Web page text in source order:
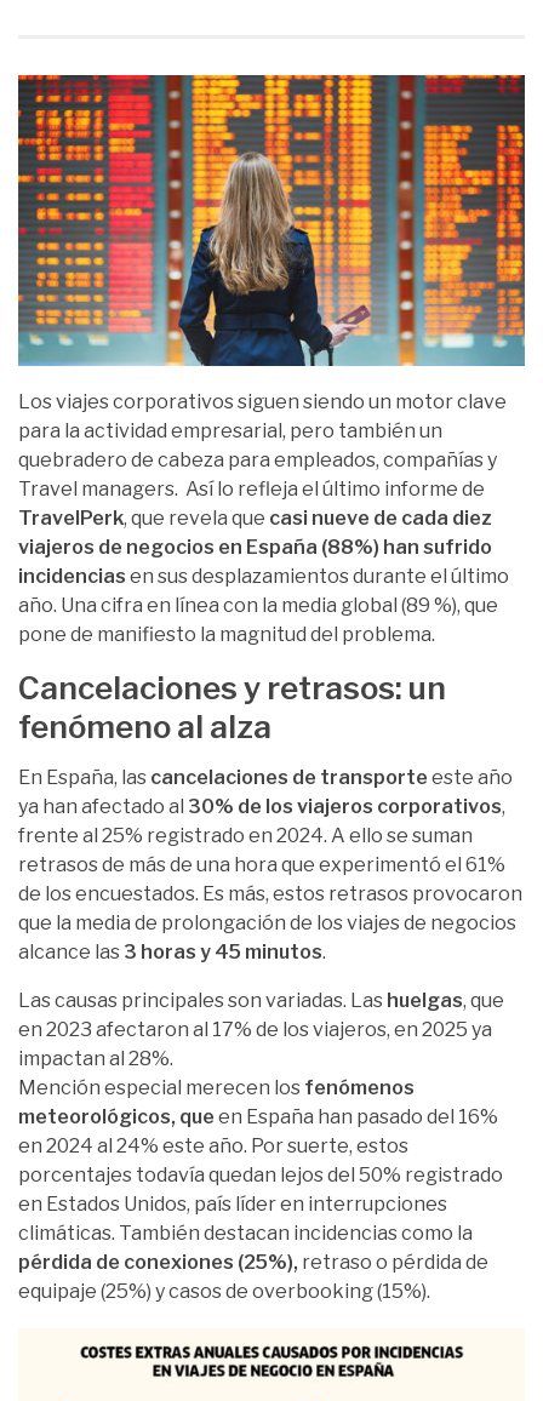
Los viajes corporativos siguen siendo un motor clave
para la actividad empresarial, pero también un
quebradero de cabeza para empleados, compañías y
Travel managers. Así lo refleja el último informe de
TravelPerk, que revela que casi nueve de cada diez
viajeros de negocios en España (88%) han sufrido
incidencias en sus desplazamientos durante el último
año. Una cifra en línea con la media global (89 %), que
pone de manifiesto la magnitud del problema.
Cancelaciones y retrasos: un
fenómeno al alza
En España, las cancelaciones de transporte este año
ya han afectado al 30% de los viajeros corporativos,
frente al 25% registrado en 2024. A ello se suman
retrasos de más de una hora que experimentó el 61%
de los encuestados. Es más, estos retrasos provocaron
que la media de prolongación de los viajes de negocios
alcance las 3 horas y 45 minutos.
Las causas principales son variadas. Las huelgas, que
en 2023 afectaron al 17% de los viajeros, en 2025 ya
impactan al 28%.
Mención especial merecen los fenómenos
meteorológicos, que en España han pasado del 16%
en 2024 al 24% este año. Por suerte, estos
porcentajes todavía quedan lejos del 50% registrado
en Estados Unidos, país líder en interrupciones
climáticas. También destacan incidencias como la
pérdida de conexiones (25%), retraso o pérdida de
equipaje (25%) y casos de overbooking (15%).